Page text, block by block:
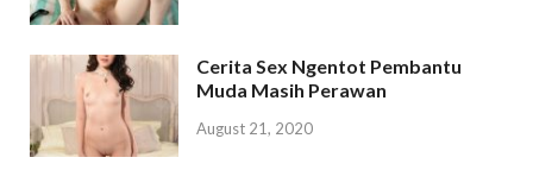
Cerita Sex Ngentot Pembantu
Muda Masih Perawan
August 21, 2020